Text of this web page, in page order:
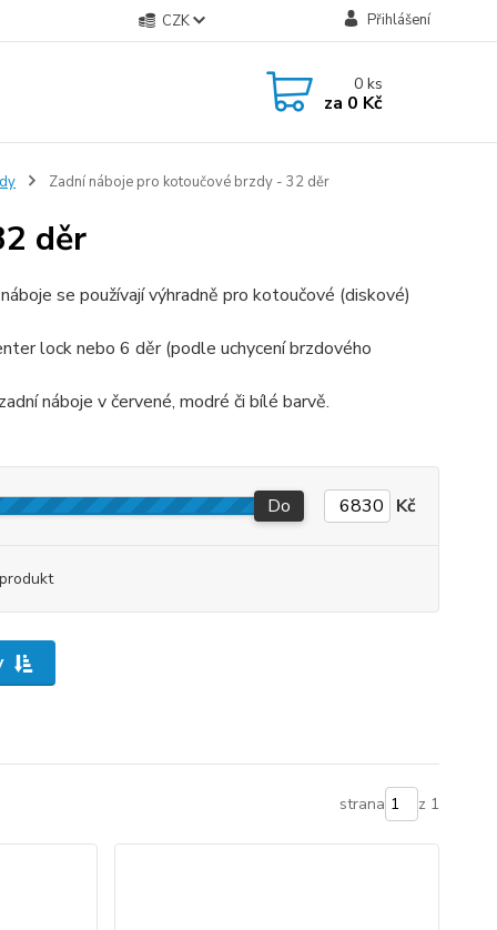
CZK Přihlášení
0ks
za 0 Kč
Zadní náboje pro kotoučové brzdy - 32 děr
děr
se používají výhradně pro kotoučové (diskové)
lock nebo 6 děr (podle uchycení brzdového
náboje v červené, modré či bílé barvě.
Do Kč
strana z 1